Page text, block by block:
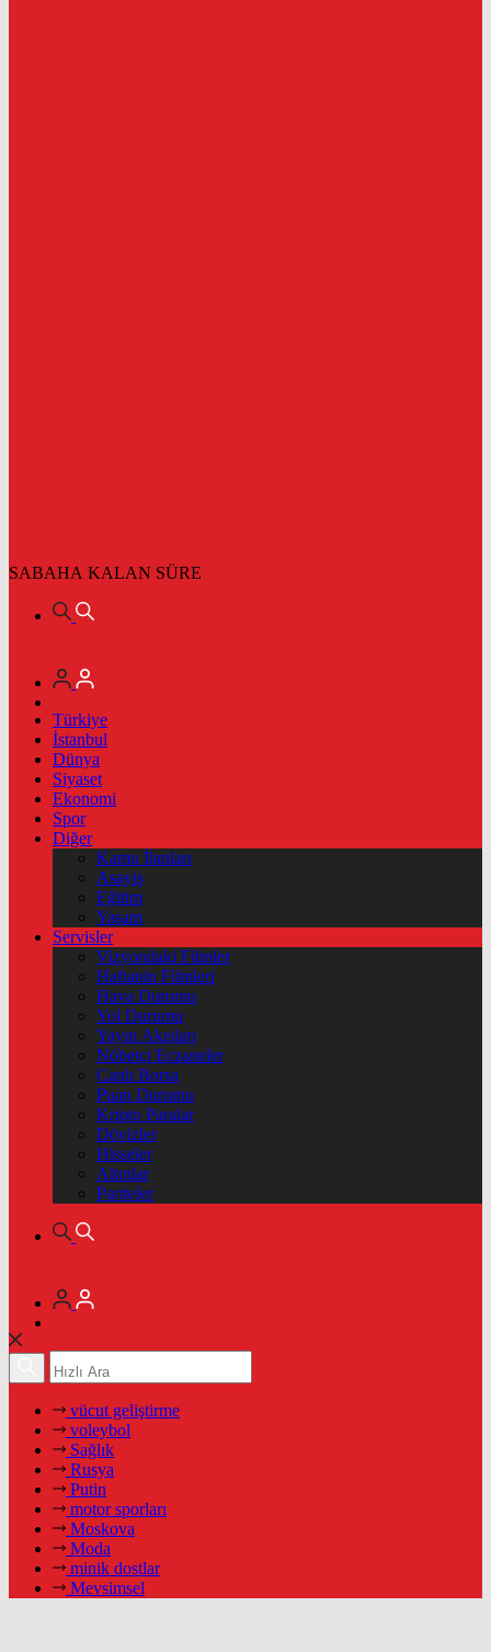
SABAHA KALAN SÜRE
Türkiye
İstanbul
Dünya
Siyaset
Ekonomi
Spor
Diğer
Kamu İlanları
Asayiş
Eğitim
Yaşam
Servisler
Vizyondaki Filmler
Haftanin Filmleri
Hava Durumu
Yol Durumu
Yayın Akışları
Nöbetçi Eczaneler
Canlı Borsa
Puan Durumu
Kripto Paralar
Dövizler
Hisseler
Altınlar
Pariteler
vücut geliştirme
voleybol
Sağlık
Rusya
Putin
motor sporları
Moskova
Moda
minik dostlar
Mevsimsel